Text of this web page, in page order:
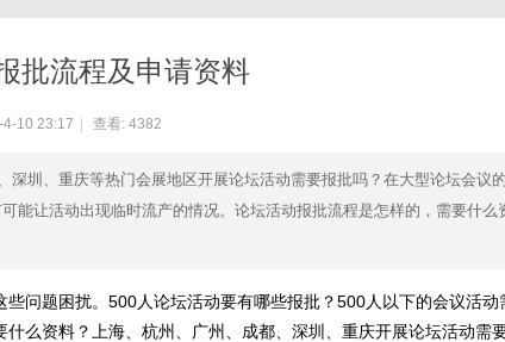
批流程及申请资料
4-10 23:17 查看: 4382
圳、重庆等热门会展地区开展论坛活动需要报批吗？在大型论坛会议的
能让活动出现临时流产的情况。论坛活动报批流程是怎样的，需要什么
些问题困扰。500人论坛活动要有哪些报批？500人以下的会议活动
么资料？上海、杭州、广州、成都、深圳、重庆开展论坛活动需